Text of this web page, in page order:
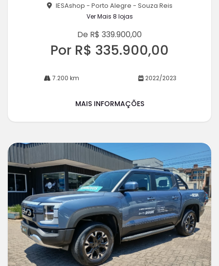
IESAshop - Porto Alegre - Souza Reis
Ver Mais 8 lojas
De R$ 339.900,00
Por R$ 335.900,00
7.200 km 2022/2023
MAIS INFORMAÇÕES